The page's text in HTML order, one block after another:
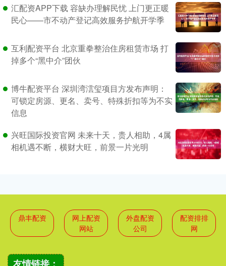
汇配资APP下载 容缺办理解民忧 上门更正暖
民心——市不动产登记高效服务护航开学季
互利配资平台 北京重拳整治住房租赁市场 打
掉多个“黑中介”团伙
博牛配资平台 深圳湾澐玺项目方发布声明：
可锁定房源、更名、卖号、特殊折扣等为不实
信息
兴旺国际投资官网 未来十天，贵人相助，4属
相机遇不断，横财大旺，前景一片光明
鼎丰配资
网上配资
网站
外盘配资
公司
配资排排
网